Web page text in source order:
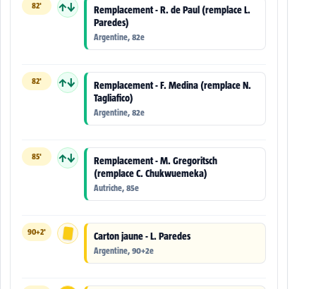
82' ↑↓
Remplacement - R. de Paul (remplace L.
Paredes)
Argentine, 82e
82' ↑↓
Remplacement - F. Medina (remplace N.
Tagliafico)
Argentine, 82e
85' ↑↓
Remplacement - M. Gregoritsch
(remplace C. Chukwuemeka)
Autriche, 85e
90+2' Carton jaune - L. Paredes
Argentine, 90+2e